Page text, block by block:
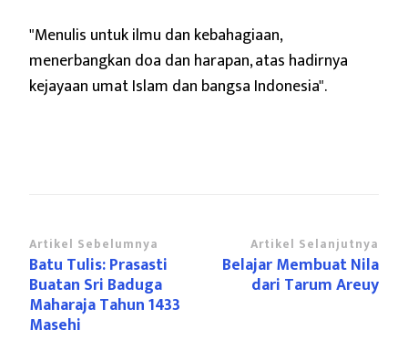
"Menulis untuk ilmu dan kebahagiaan,
menerbangkan doa dan harapan,atas hadirnya
kejayaan umat Islam dan bangsa Indonesia".
Navigasi
Artikel
Artikel Sebelumnya
Batu Tulis: Prasasti
Buatan Sri Baduga
Maharaja Tahun 1433
Masehi
Artikel Selanjutnya
Belajar Membuat Nila
dari Tarum Areuy